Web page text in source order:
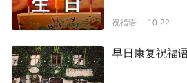
祝福语 10-22
早日康复祝福